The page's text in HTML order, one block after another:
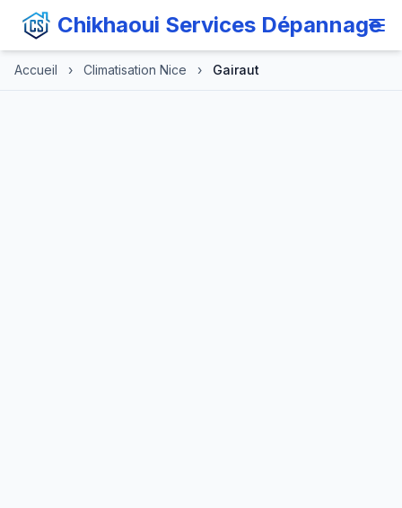
Chikhaoui Services Dépannage
Accueil › Climatisation Nice › Gairaut